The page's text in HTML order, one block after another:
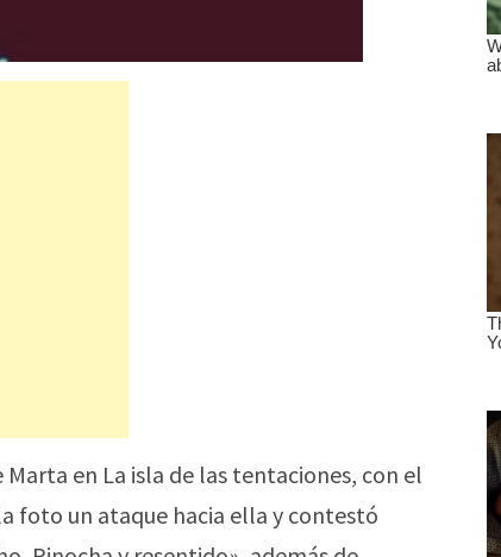
en La isla de las tentaciones, con el
foto un ataque hacia ella y contestó